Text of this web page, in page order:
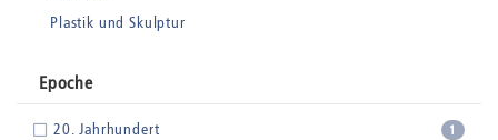
Plastik und Skulptur
Epoche
1
20. Jahrhundert